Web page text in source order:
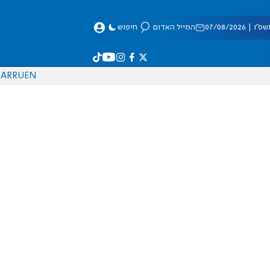
08/2026 המייל האדום חיפוש
EN
RU
AR